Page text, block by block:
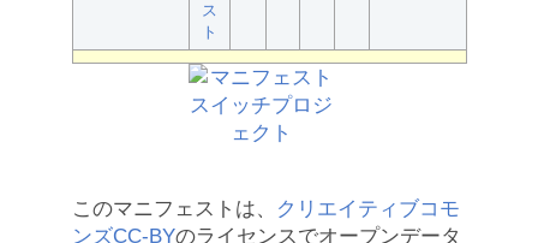
ス
ト
このマニフェストは、
クリエイティブコモ
ンズCC-BYのライセンスでオープンデータ